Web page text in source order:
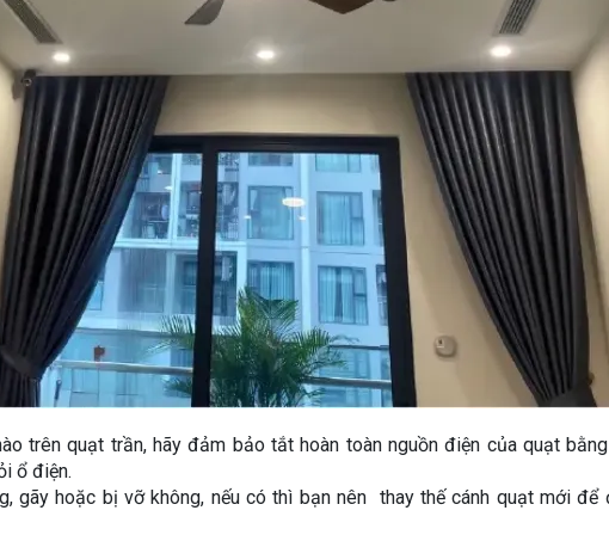
trên quạt trần, hãy đảm bảo tắt hoàn toàn nguồn điện của quạt
ổ điện.
gãy hoặc bị vỡ không, nếu có thì bạn nên thay thế cánh quạt mới để